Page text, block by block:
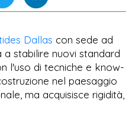
Dallas con sede ad
a stabilire nuovi standard
l'uso di tecniche e know-
nel paesaggio
ma acquisisce rigidità,